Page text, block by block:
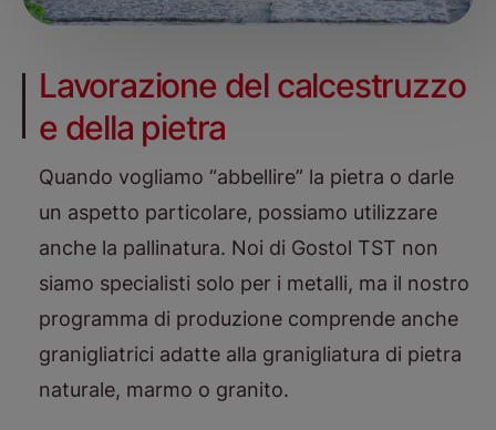
Lavorazione del calcestruzzo
e della pietra
Quando vogliamo “abbellire” la pietra o darle
un aspetto particolare, possiamo utilizzare
anche la pallinatura. Noi di Gostol TST non
siamo specialisti solo per i metalli, ma il nostro
programma di produzione comprende anche
granigliatrici adatte alla granigliatura di pietra
naturale, marmo o granito.